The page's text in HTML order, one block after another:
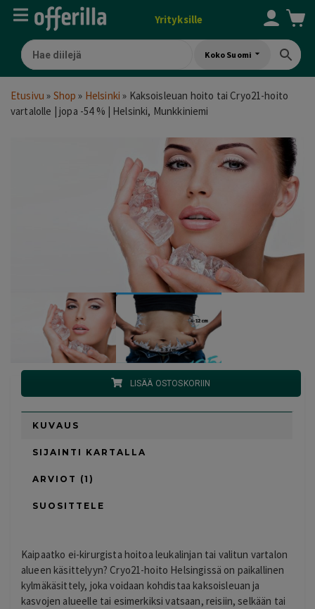
Yrityksille
Koko Suomi
Etusivu » Shop » Helsinki » Kaksoisleuan hoito tai Cryo21-hoito
vartalolle | jopa -54 % | Helsinki, Munkkiniemi
LISÄÄ OSTOSKORIIN
KUVAUS
SIJAINTI KARTALLA
ARVIOT (1)
SUOSITTELE
Kaipaatko ei-kirurgista hoitoa leukalinjan tai valitun vartalon
alueen käsittelyyn? Cryo21-hoito Helsingissä on paikallinen
kylmäkäsittely, joka voidaan kohdistaa kaksoisleuan ja
kasvojen alueelle tai esimerkiksi vatsaan, reisiin, selkään tai